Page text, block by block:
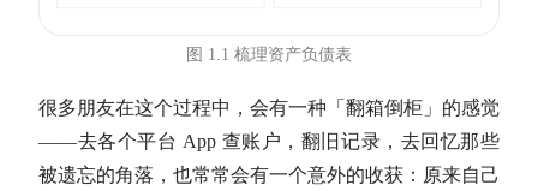
图 1.1 梳理资产负债表
很多朋友在这个过程中，会有一种「翻箱倒柜」的感觉
——去各个平台 App 查账户，翻旧记录，去回忆那些
被遗忘的角落，也常常会有一个意外的收获：原来自己